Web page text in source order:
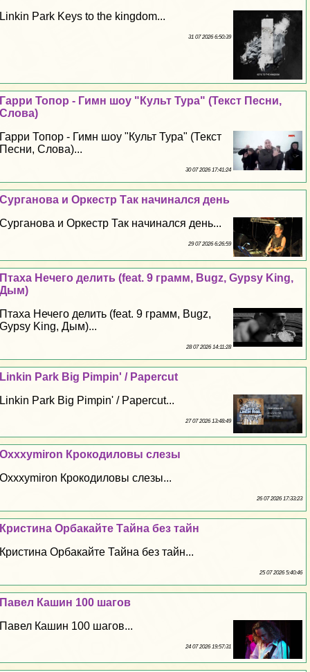
Linkin Park Keys to the kingdom...
31 07 2026 6:50:39
Гарри Топор - Гимн шоу "Культ Тура" (Текст Песни,
Слова)
Гарри Топор - Гимн шоу "Культ Тура" (Текст
Песни, Слова)...
30 07 2026 17:41:24
Сурганова и Оркестр Так начинался день
Сурганова и Оркестр Так начинался день...
29 07 2026 6:26:59
Птаха Нечего делить (feat. 9 грамм, Bugz, Gypsy King,
Дым)
Птаха Нечего делить (feat. 9 грамм, Bugz,
Gypsy King, Дым)...
28 07 2026 14:11:28
Linkin Park Big Pimpin' / Papercut
Linkin Park Big Pimpin' / Papercut...
27 07 2026 13:48:49
Oxxxymiron Крокодиловы слезы
Oxxxymiron Крокодиловы слезы...
26 07 2026 17:33:23
Кристина Орбакайте Тайна без тайн
Кристина Орбакайте Тайна без тайн...
25 07 2026 5:40:46
Павел Кашин 100 шагов
Павел Кашин 100 шагов...
24 07 2026 19:57:31